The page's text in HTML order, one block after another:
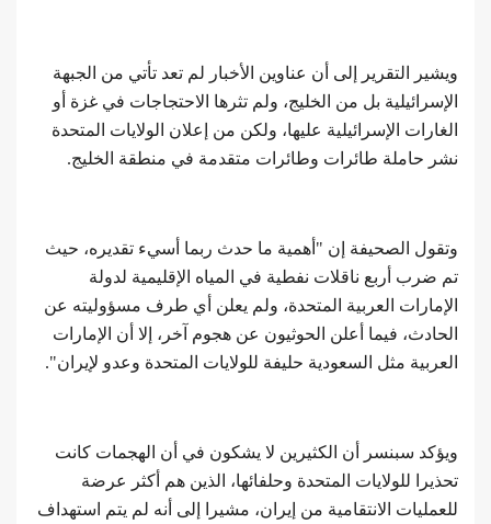
ويشير التقرير إلى أن عناوين الأخبار لم تعد تأتي من الجبهة
الإسرائيلية بل من الخليج، ولم تثرها الاحتجاجات في غزة أو
الغارات الإسرائيلية عليها، ولكن من إعلان الولايات المتحدة
نشر حاملة طائرات وطائرات متقدمة في منطقة الخليج.
وتقول الصحيفة إن "أهمية ما حدث ربما أسيء تقديره، حيث
تم ضرب أربع ناقلات نفطية في المياه الإقليمية لدولة
الإمارات العربية المتحدة، ولم يعلن أي طرف مسؤوليته عن
الحادث، فيما أعلن الحوثيون عن هجوم آخر، إلا أن الإمارات
العربية مثل السعودية حليفة للولايات المتحدة وعدو لإيران".
ويؤكد سبنسر أن الكثيرين لا يشكون في أن الهجمات كانت
تحذيرا للولايات المتحدة وحلفائها، الذين هم أكثر عرضة
للعمليات الانتقامية من إيران، مشيرا إلى أنه لم يتم استهداف